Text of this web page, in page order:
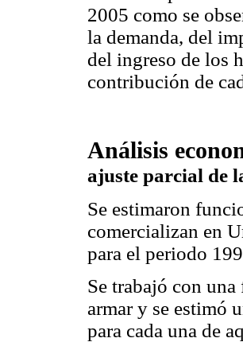
2005 como se
la demanda, del
del ingreso de los
contribución de
Análisis
ajuste parcial de
Se estimaron
comercializan en
para el periodo
Se trabajó con
armar y se estimó
para cada una de